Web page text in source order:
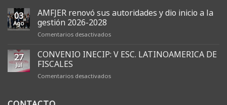
03
Ago
AMFJER renovó sus autoridades y dio inicio a la
gestión 2026-2028
Comentarios desactivadosen
renovó
sus
y
27
Jul
CONVENIO INECIP: V ESC. LATINOAMERICA DE
FISCALES
Comentarios desactivadosen